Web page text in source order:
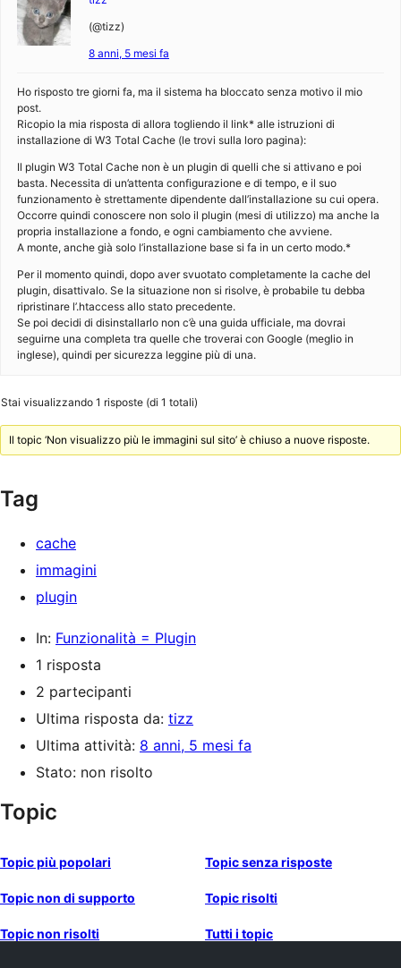
(@tizz)
8 anni, 5 mesi fa
Ho risposto tre giorni fa, ma il sistema ha bloccato senza motivo il mio
post.
Ricopio la mia risposta di allora togliendo il link* alle istruzioni di
installazione di W3 Total Cache (le trovi sulla loro pagina):
Il plugin W3 Total Cache non è un plugin di quelli che si attivano e poi
basta. Necessita di un’attenta configurazione e di tempo, e il suo
funzionamento è strettamente dipendente dall’installazione su cui opera.
Occorre quindi conoscere non solo il plugin (mesi di utilizzo) ma anche la
propria installazione a fondo, e ogni cambiamento che avviene.
A monte, anche già solo l’installazione base si fa in un certo modo.*
Per il momento quindi, dopo aver svuotato completamente la cache del
plugin, disattivalo. Se la situazione non si risolve, è probabile tu debba
ripristinare l’.htaccess allo stato precedente.
Se poi decidi di disinstallarlo non c’è una guida ufficiale, ma dovrai
seguirne una completa tra quelle che troverai con Google (meglio in
inglese), quindi per sicurezza leggine più di una.
Stai visualizzando 1 risposte (di 1 totali)
Il topic ‘Non visualizzo più le immagini sul sito’ è chiuso a nuove risposte.
Tag
cache
immagini
plugin
In: Funzionalità = Plugin
1 risposta
2 partecipanti
Ultima risposta da: tizz
Ultima attività: 8 anni, 5 mesi fa
Stato: non risolto
Topic
Topic più popolari Topic senza risposte
Topic non di supporto Topic risolti
Topic non risolti Tutti i topic